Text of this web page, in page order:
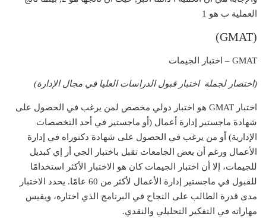
العملية ب هو 1
(GMAT)
GMAT – اختبار الجيمات
(اختصار لجملة اختبار قبول الدراسات العليا في مجال الإدارة)
اختبار GMAT هو اختبار دولي مخصص لمن يرغب في الحصول على
شهادة ماجستير إدارة أعمال (أو ماجستير في أحد التخصصات
الإدارية) أو من يرغب في الحصول على شهادة دكتوراه في إدارة
الأعمال ورغم أن بعض الجامعات تقبل باختبار الجي أر إي كبديل
للجيمات، إلا أن اختبار الجيمات كان هو الاختبار الأكثر استخدامًا
للقبول في ماجستير إدارة الأعمال لأكثر من 60 عامًا. يحدد الاختبار
مدى قدرة الطالب على النجاح في البرنامج الذي اختاره، ويقيس
مهاراته في التفكير التحليلي والنقدي.